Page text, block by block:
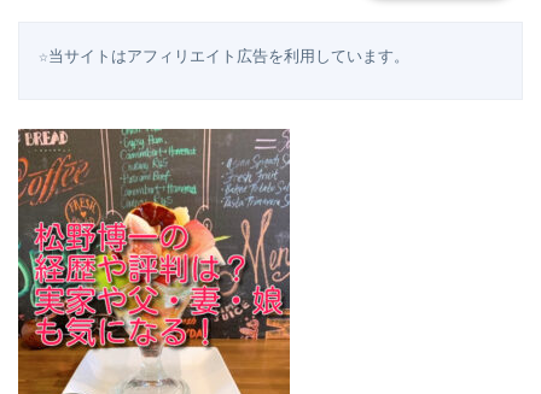
☆当サイトはアフィリエイト広告を利用しています。